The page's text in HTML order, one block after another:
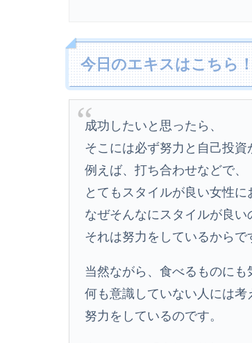
今日のエキスはこちら！
成功したいと思ったら、
そこには必ず努力と自己投資
例えば、打ち合わせなどで、
とてもスタイルが良い女性に
なぜそんなにスタイルが良い
それは努力をしているからで
当然ながら、食べるものにも
何も意識していない人には考
努力をしているのです。